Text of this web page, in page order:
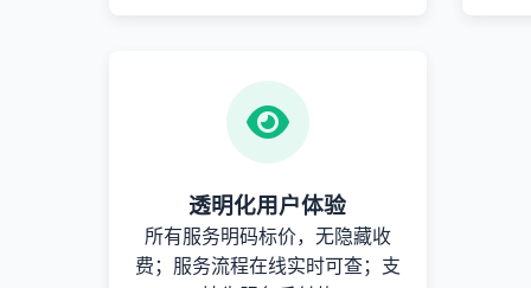
透明化用户体验
所有服务明码标价，无隐藏收
费；服务流程在线实时可查；支